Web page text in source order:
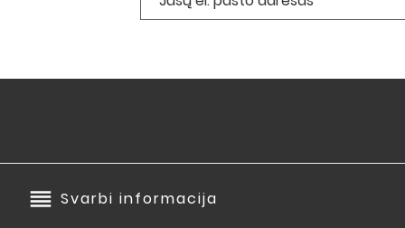
reorder Svarbi informacija